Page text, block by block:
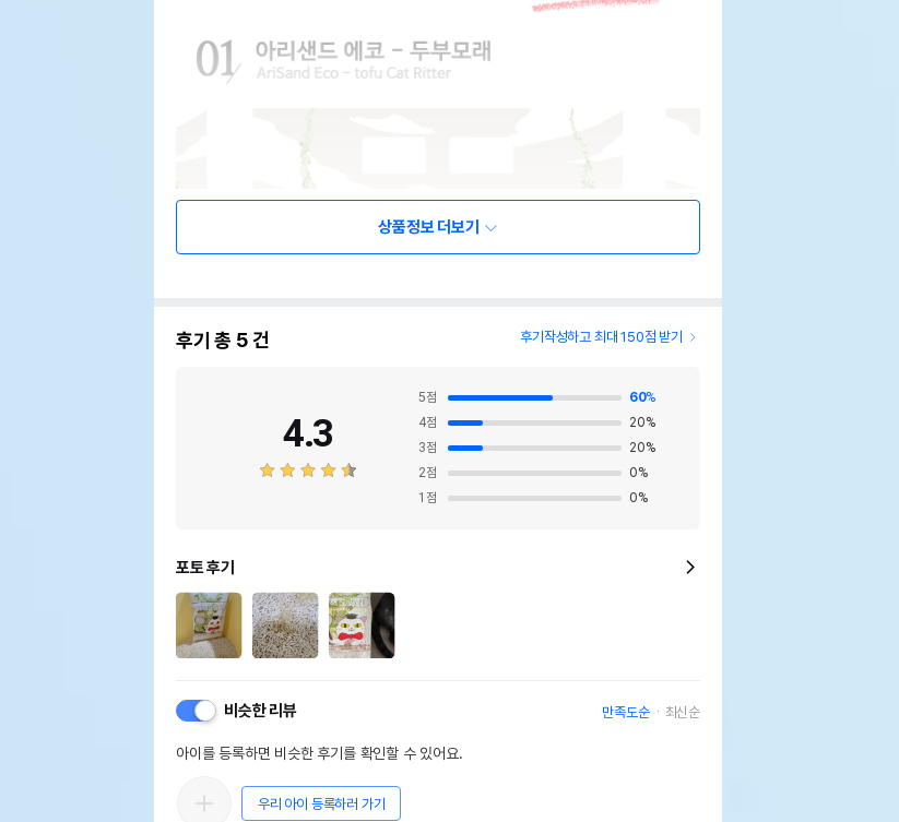
상품정보 더보기
후기 총 5건 후기작성하고 최대 150점 받기
4.3
5점 60%
4점 20%
3점 20%
2점 0%
1 점 0%
포토 후기
비슷한 리뷰 만족도순 최신순
아이를 등록하면 비슷한 후기를 확인할 수 있어요.
우리 아이 등록하러 가기